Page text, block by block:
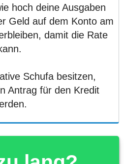
hoch deine Ausgaben
Geld auf dem Konto am
damit die Rate
Schufa besitzen,
Antrag für den Kredit